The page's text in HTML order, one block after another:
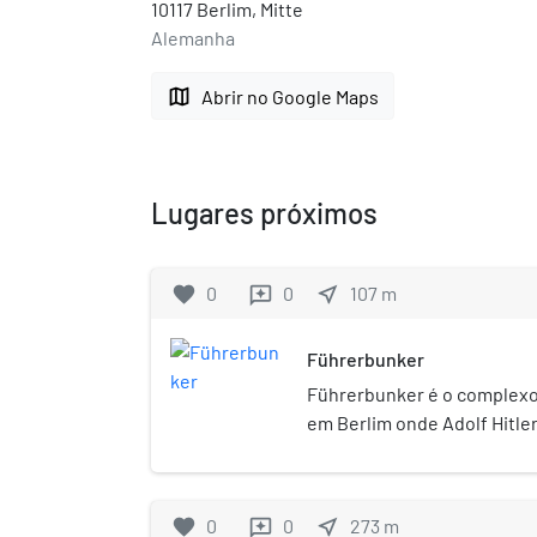
10117 Berlim, Mitte
Alemanha
map Abrir no Google Maps
Lugares próximos
favorite 0 reviews 0 near_me 107 m
Führerbunker
Führerbunker é o
em Berlim onde Adolf
búnquer localizava-se a
favorite 0 reviews 0 near_me 273 m